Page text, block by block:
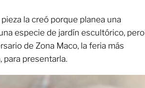
la creó porque planea una
especie de jardín escultórico, pero
de Zona Maco, la feria más
para presentarla.